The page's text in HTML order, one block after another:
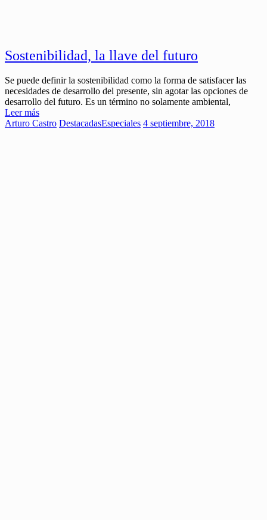
Sostenibilidad, la llave del futuro
Se puede definir la sostenibilidad como la forma de satisfacer las
necesidades de desarrollo del presente, sin agotar las opciones de
desarrollo del futuro. Es un término no solamente ambiental,
Leer más
Arturo Castro DestacadasEspeciales 4 septiembre, 2018